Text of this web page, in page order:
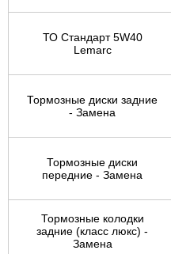
ТО Стандарт 5W40
Lemarc
Тормозные диски задние
- Замена
Тормозные диски
передние - Замена
Тормозные колодки
задние (класс люкс) -
Замена